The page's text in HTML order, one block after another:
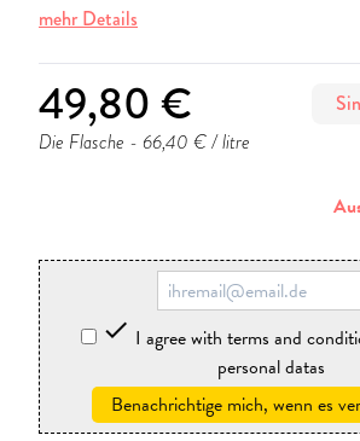
mehr Details
49,80 €
Die Flasche - 66,40 € / litre
 I agree with terms and
personal datas
Benachrichtige mich, wenn es